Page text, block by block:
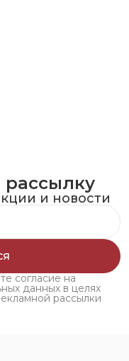
и новости
согласие на
данных в целях
рассылки